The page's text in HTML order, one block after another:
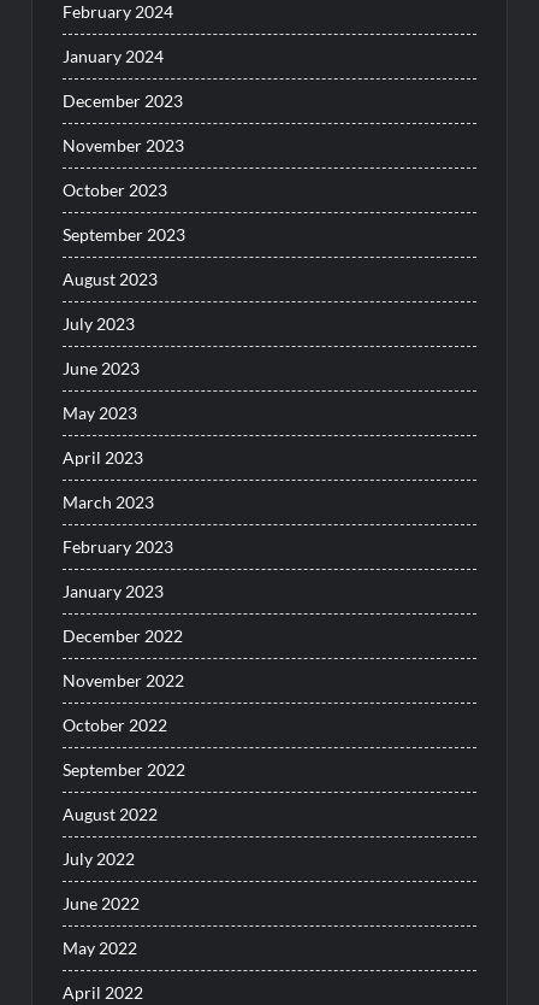
February 2024
January 2024
December 2023
November 2023
October 2023
September 2023
August 2023
July 2023
June 2023
May 2023
April 2023
March 2023
February 2023
January 2023
December 2022
November 2022
October 2022
September 2022
August 2022
July 2022
June 2022
May 2022
April 2022